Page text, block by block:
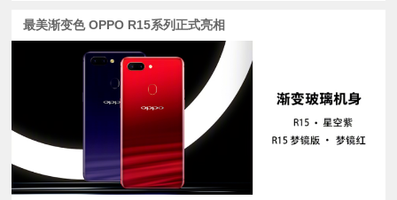
测
科
最美渐变色 OPPO R15系列正式亮相